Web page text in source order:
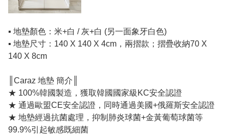
▪️ 地墊顏色：米+白 / 灰+白 (另一面象牙白色)
▪️ 地墊尺寸：140 X 140 X 4cm，兩摺款；摺疊收納70 X
140 X 8cm
║Caraz 地墊 簡介║
★ 100%韓國製造，獲取韓國國家級KC安全認證
★ 通過歐盟CE安全認證，同時通過美國+俄羅斯安全認證
★ 地墊經過抗菌處理，抑制肺炎球菌+金黃葡萄球菌等
99.9%引起敏感既細菌